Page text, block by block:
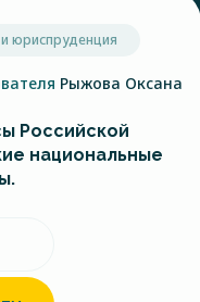
юриспруденция
Рыжова Оксана
Российской
национальные